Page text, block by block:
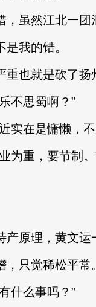
虽然江北一团
我的错。
就是砍了扬
思蜀啊？”
在是慵懒，不
重，要节制。
理，黄文运一
只觉稀松平常。
么事吗？”